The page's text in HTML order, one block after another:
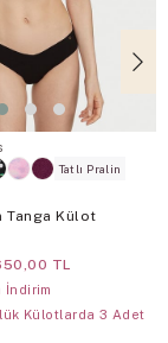
Tatlı Pralin
Tanga Külot
TL
İndirim
Külotlarda 3 Adet